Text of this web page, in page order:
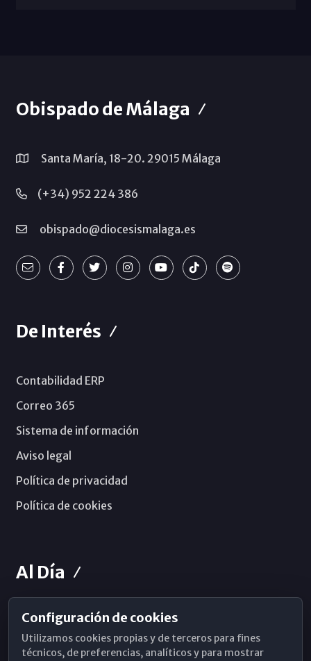
Obispado de Málaga
Santa María, 18-20. 29015 Málaga
(+34) 952 224 386
obispado@diocesismalaga.es
De Interés
Contabilidad ERP
Correo 365
Sistema de información
Aviso legal
Política de privacidad
Política de cookies
Al Día
Horarios de Misa
Hemeroteca
Configuración de cookies
Utilizamos cookies propias y de terceros para fines
técnicos, de preferencias, analíticos y para mostrar